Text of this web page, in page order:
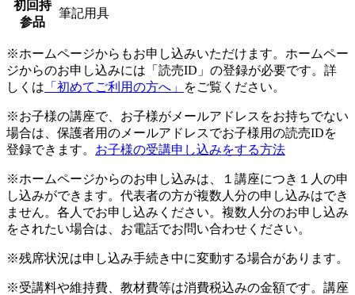
初回持
参品
筆記用具
※ホームページからもお申し込みいただけます。ホームペー
ジからのお申し込みには「読売ID」の登録が必要です。詳
しくは 「初めてご利用の方へ」 をご覧ください。
※お子様の講座で、お子様がメールアドレスをお持ちでない
場合は、保護者用のメールアドレスでお子様用の読売IDを
登録できます。 お子様の受講申し込みをする方法
※ホームページからのお申し込みは、１講座につき１人の申
し込みができます。代表者の方が複数人分の申し込みはでき
ません。各人でお申し込みください。複数人分のお申し込み
をされたい場合は、お電話でお問い合わせください。
※残席状況は申し込み手続き中に変動する場合があります。
※受講料や維持費、教材費等は消費税込みの金額です。講座